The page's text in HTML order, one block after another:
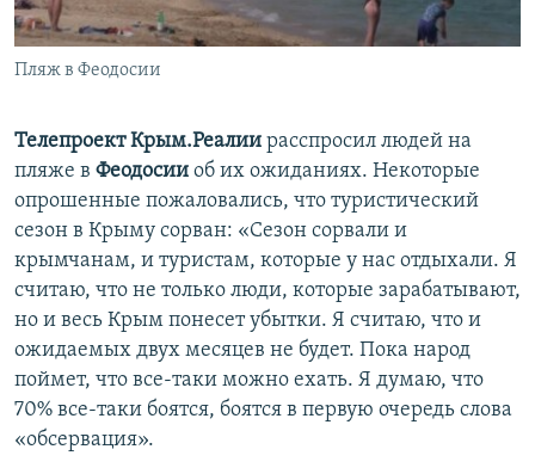
Пляж в Феодосии
Телепроект Крым.Реалии расспросил людей на
пляже в Феодосии об их ожиданиях. Некоторые
опрошенные пожаловались, что туристический
сезон в Крыму сорван: «Сезон сорвали и
крымчанам, и туристам, которые у нас отдыхали. Я
считаю, что не только люди, которые зарабатывают,
но и весь Крым понесет убытки. Я считаю, что и
ожидаемых двух месяцев не будет. Пока народ
поймет, что все-таки можно ехать. Я думаю, что
70% все-таки боятся, боятся в первую очередь слова
«обсервация».